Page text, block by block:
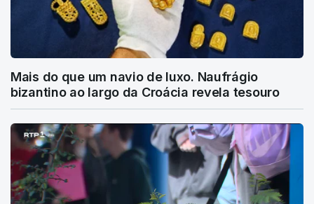
Mais do que um navio de luxo. Naufrágio
bizantino ao largo da Croácia revela tesouro